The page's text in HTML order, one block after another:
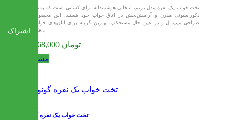
تخت خواب یک نفره مدل ترنم، انتخابی هوشمندانه برای کسانی است که به دنبال
دکوراسیونی مدرن و آرامش‌بخش در اتاق خواب خود هستند. این محصول با
طراحی مینیمال و در عین حال مستحکم، بهترین گزینه برای اتاق‌های خواب با
فضای...
11,968,000 تومان
مشاهده
تخت خواب یک نفره گونول
اشتراک